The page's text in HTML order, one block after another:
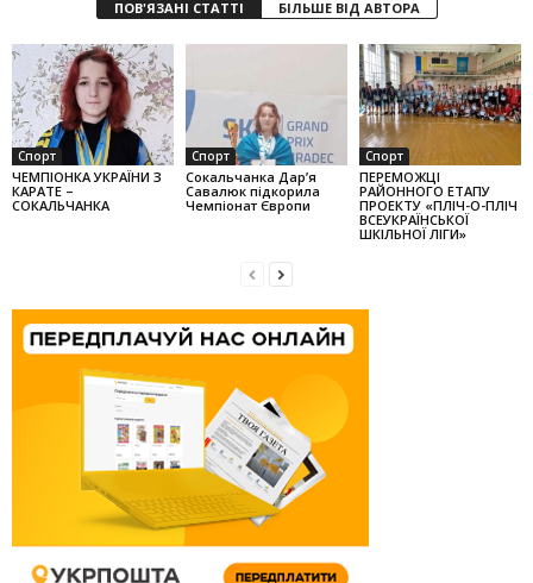
ПОВ'ЯЗАНІ СТАТТІ БІЛЬШЕ ВІД АВТОРА
Спорт
ЧЕМПІОНКА УКРАЇНИ З
КАРАТЕ –
СОКАЛЬЧАНКА
Спорт
Сокальчанка Дар’я
Савалюк підкорила
Чемпіонат Європи
Спорт
ПЕРЕМОЖЦІ
РАЙОННОГО ЕТАПУ
ПРОЕКТУ «ПЛІЧ-О-ПЛІЧ
ВСЕУКРАЇНСЬКОЇ
ШКІЛЬНОЇ ЛІГИ»